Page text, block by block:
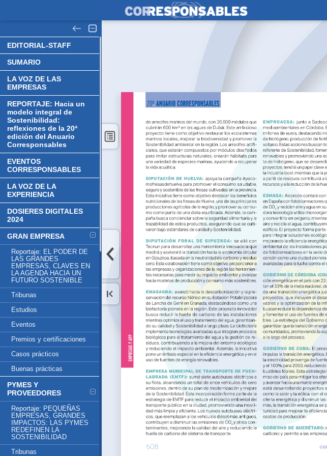
EDITORIAL-STAFF
SUMARIO
LA VOZ DE LAS
EMPRESAS
REPORTAJE: Hacia un
modelo integral de
Sostenibilidad:
reflexiones de la 20ª
edición del Anuario
Corresponsables
EVENTOS
CORRESPONSABLES
LA VOZ DE LA
EXPERIENCIA
DOSIERES DIGITALES
2024
GRAN EMPRESA
Reportaje: EL PODER DE
LAS GRANDES
EMPRESAS, CLAVES EN
LA AGENDA HACIA UN
FUTURO SOSTENIBLE
Tribunas
Estudios
Eventos
Premios y certificaciones
Casos prácticos
Buenas prácticas
PYMES Y
PROVEEDORES
Reportaje: PEQUEÑAS
EMPRESAS, GRANDES
IMPACTOS: LAS PYMES
REDEFINEN LA
SOSTENIBILIDAD
Tribunas